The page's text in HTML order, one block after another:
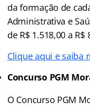
da formação de
Administrativa e
de R$ 1.518,00 a R$
Clique aqui e saiba
Concurso PGM
O Concurso PGM